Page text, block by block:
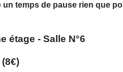
un temps de pause rien que
étage - Salle N°6